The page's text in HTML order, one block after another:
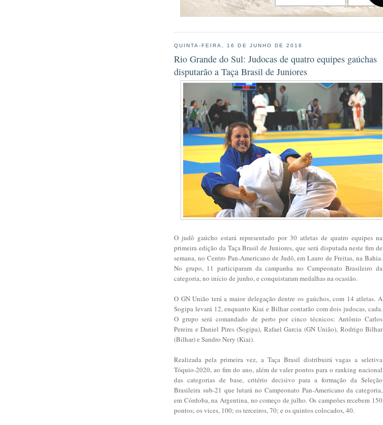
QUINTA-FEIRA, 16 DE JUNHO DE 2016
Rio Grande do Sul: Judocas de quatro equipes gaúchas
disputarão a Taça Brasil de Juniores
O judô gaúcho estará representado por 30 atletas de quatro equipes na
primeira edição da Taça Brasil de Juniores, que será disputada neste fim de
semana, no Centro Pan-Americano de Judô, em Lauro de Freitas, na Bahia.
No grupo, 11 participaram da campanha no Campeonato Brasileiro da
categoria, no início de junho, e conquistaram medalhas na ocasião.
O GN União terá a maior delegação dentre os gaúchos, com 14 atletas. A
Sogipa levará 12, enquanto Kiai e Bilhar contarão com dois judocas, cada.
O grupo será comandado de perto por cinco técnicos: Antônio Carlos
Pereira e Daniel Pires (Sogipa), Rafael Garcia (GN União), Rodrigo Bilhar
(Bilhar) e Sandro Nery (Kiai).
Realizada pela primeira vez, a Taça Brasil distribuirá vagas a seletiva
Tóquio-2020, ao fim do ano, além de valer pontos para o ranking nacional
das categorias de base, critério decisivo para a formação da Seleção
Brasileira sub-21 que lutará no Campeonato Pan-Americano da categoria,
em Córdoba, na Argentina, no começo de julho. Os campeões recebem 150
pontos; os vices, 100; os terceiros, 70; e os quintos colocados, 40.